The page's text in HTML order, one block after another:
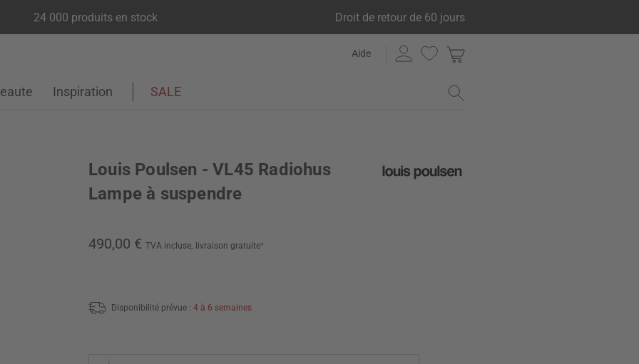
24 000 produits en stock Droit de retour de 60 jours
Aide
Inspiration SALE
Louis Poulsen - VL45 Radiohus
Lampe à suspendre
490,00 € TVA incluse, livraison gratuite*
Disponibilité prévue : 4 à 6 semaines